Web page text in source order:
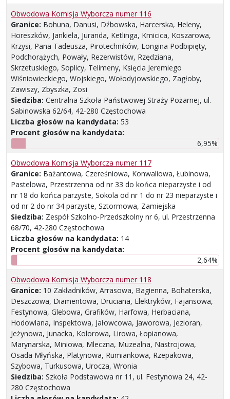
Obwodowa Komisja Wyborcza numer 116
Granice: Bohuna, Danusi, Dźbowska, Harcerska, Heleny,
Horeszków, Jankiela, Juranda, Ketlinga, Kmicica, Koszarowa,
Krzysi, Pana Tadeusza, Pirotechników, Longina Podbipięty,
Podchorążych, Powały, Rezerwistów, Rzędziana,
Skrzetuskiego, Soplicy, Telimeny, Księcia Jeremiego
Wiśniowieckiego, Wojskiego, Wołodyjowskiego, Zagłoby,
Zawiszy, Zbyszka, Zosi
Siedziba: Centralna Szkoła Państwowej Straży Pożarnej, ul.
Sabinowska 62/64, 42-280 Częstochowa
Liczba głosów na kandydata: 53
Procent głosów na kandydata:
6,95%
Obwodowa Komisja Wyborcza numer 117
Granice: Bażantowa, Czereśniowa, Konwaliowa, Łubinowa,
Pastelowa, Przestrzenna od nr 33 do końca nieparzyste i od
nr 18 do końca parzyste, Sokola od nr 1 do nr 23 nieparzyste i
od nr 2 do nr 34 parzyste, Sztormowa, Zamiejska
Siedziba: Zespół Szkolno-Przedszkolny nr 6, ul. Przestrzenna
68/70, 42-280 Częstochowa
Liczba głosów na kandydata: 14
Procent głosów na kandydata:
2,64%
Obwodowa Komisja Wyborcza numer 118
Granice: 10 Zakładników, Arrasowa, Bagienna, Bohaterska,
Deszczowa, Diamentowa, Druciana, Elektryków, Fajansowa,
Festynowa, Glebowa, Grafików, Harfowa, Herbaciana,
Hodowlana, Inspektowa, Jałowcowa, Jaworowa, Jezioran,
Jeżynowa, Junacka, Kolorowa, Lirowa, Łopianowa,
Marynarska, Miniowa, Mleczna, Muzealna, Nastrojowa,
Osada Młyńska, Platynowa, Rumiankowa, Rzepakowa,
Szybowa, Turkusowa, Urocza, Wronia
Siedziba: Szkoła Podstawowa nr 11, ul. Festynowa 24, 42-
280 Częstochowa